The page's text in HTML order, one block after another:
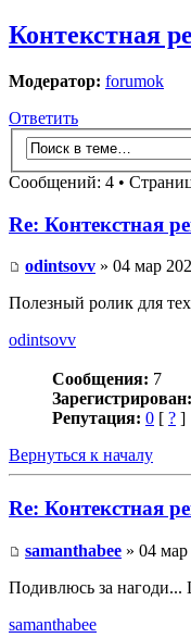
Контекстная
Модератор: forumok
Ответить
Сообщений: 4 •
Re: Контекстная
odintsovv » 04 мар
Полезный ролик для
odintsovv
Сообщения: 7
Зарегистрирован:
Репутация: 0 [ ? ]
Вернуться к началу
Re: Контекстная
samanthabee » 04
Подивлюсь за нагоди...
samanthabee